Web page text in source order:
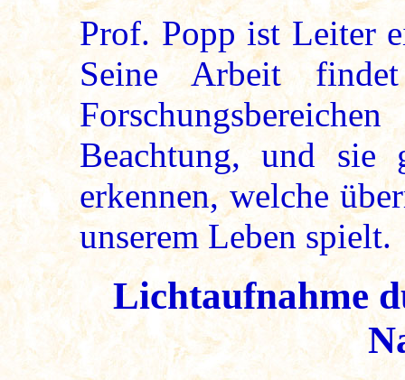
Prof. Popp ist Leiter
Seine Arbeit
Beachtung, und sie
erkennen, welche
unserem Leben spielt.
Lichtaufnahme